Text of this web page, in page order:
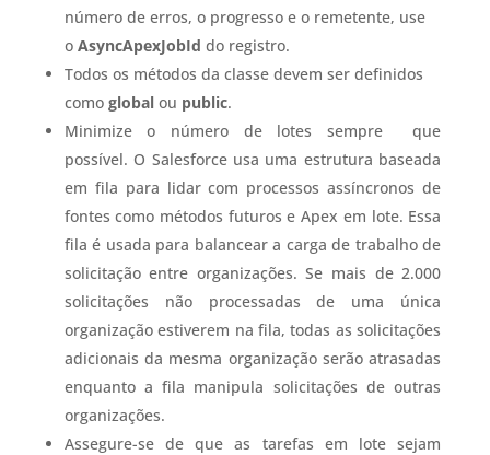
número de erros, o progresso e o remetente, use
o AsyncApexJobId do registro.
Todos os métodos da classe devem ser definidos
como globalou public.
Minimize o número de lotes sempre que
possível. O Salesforce usa uma estrutura baseada
em fila para lidar com processos assíncronos de
fontes como métodos futuros e Apex em lote. Essa
fila é usada para balancear a carga de trabalho de
solicitação entre organizações. Se mais de 2.000
solicitações não processadas de uma única
organização estiverem na fila, todas as solicitações
adicionais da mesma organização serão atrasadas
enquanto a fila manipula solicitações de outras
organizações.
Assegure-se de que as tarefas em lote sejam